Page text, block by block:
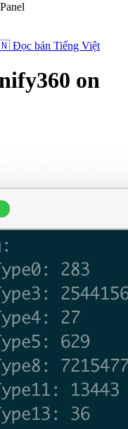
Đọc bản Tiếng Việt
on